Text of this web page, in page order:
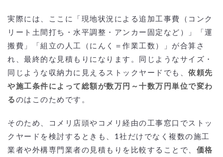
実際には、ここに「現地状況による追加工事費（コンク
リート土間打ち・水平調整・アンカー固定など）」「運
搬費」「組立の人工（にんく＝作業工数）」が合算さ
れ、最終的な見積もりになります。同じようなサイズ・
同じような収納力に見えるストックヤードでも、 依頼先
や施工条件によって総額が数万円～十数万円単位で変わ
る のはこのためです。
そのため、コメリ店頭やコメリ経由の工事窓口でストッ
クヤードを検討するときも、1社だけでなく複数の施工
業者や外構専門業者の見積もりを比較することで、 価格